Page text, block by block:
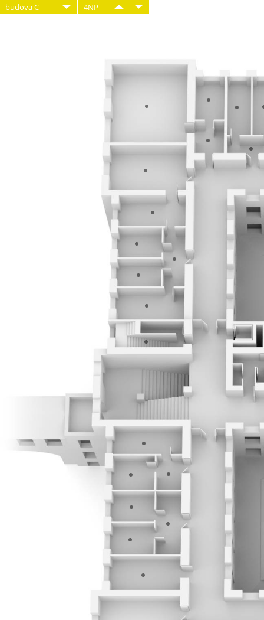
budova C 4NP